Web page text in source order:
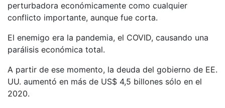
perturbadora económicamente como cualquier
conflicto importante, aunque fue corta.
El enemigo era la pandemia, el COVID, causando una
parálisis económica total.
A partir de ese momento, la deuda del gobierno de EE.
UU. aumentó en más de US$ 4,5 billones sólo en el
2020.